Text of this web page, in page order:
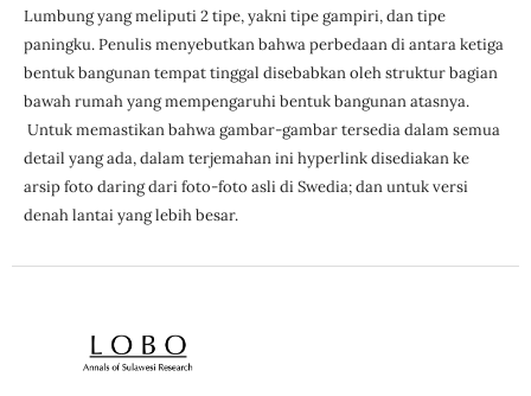
Lumbung yang meliputi 2 tipe, yakni tipe gampiri, dan tipe
paningku. Penulis menyebutkan bahwa perbedaan di antara ketiga
bentuk bangunan tempat tinggal disebabkan oleh struktur bagian
bawah rumah yang mempengaruhi bentuk bangunan atasnya.
Untuk memastikan bahwa gambar-gambar tersedia dalam semua
detail yang ada, dalam terjemahan ini hyperlink disediakan ke
arsip foto daring dari foto-foto asli di Swedia; dan untuk versi
denah lantai yang lebih besar.